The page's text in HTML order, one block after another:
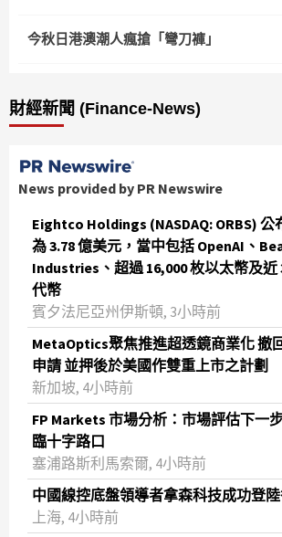
今秋日港澳潮人瘋搶「彎刀褲」
財經新聞 (Finance-News)
News provided by PR Newswire
Eightco Holdings (NASDAQ: ORBS)
為 3.78 億美元，當中包括 OpenAI、
Industries、超過 16,000 枚以太幣及近
代幣
賓夕法尼亞州伊斯頓, 3小時前
MetaOptics聚焦推進超透鏡商業化 撤
申請 並押後於美國作雙重上市之計劃
新加坡, 4小時前
FP Markets 市場分析：市場評估下一
臨十字路口
塞浦路斯利馬索爾, 4小時前
中國線控底盤領導者拿森科技成功登
上海, 4小時前